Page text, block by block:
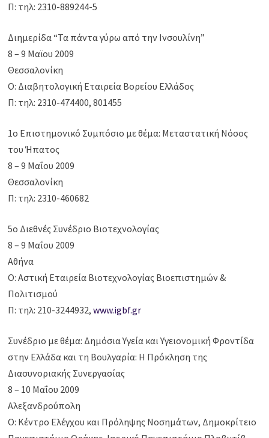
Π: τηλ: 2310-889244-5
Διημερίδα “Τα πάντα γύρω από την Ινσουλίνη”
8 – 9 Μαϊου 2009
Θεσσαλονίκη
Ο: Διαβητολογική Εταιρεία Βορείου Ελλάδος
Π: τηλ: 2310-474400, 801455
1ο Επιστημονικό Συμπόσιο με θέμα: Μεταστατική Νόσος
του Ήπατος
8 – 9 Μαΐου 2009
Θεσσαλονίκη
Π: τηλ: 2310-460682
5ο Διεθνές Συνέδριο Βιοτεχνολογίας
8 – 9 Μαΐου 2009
Αθήνα
Ο: Αστική Εταιρεία Βιοτεχνολογίας Βιοεπιστημών &
Πολιτισμού
Π: τηλ: 210-3244932,www.igbf.gr
Συνέδριο με θέμα: Δημόσια Υγεία και Υγειονομική Φροντίδα
στην Ελλάδα και τη Βουλγαρία: Η Πρόκληση της
Διασυνοριακής Συνεργασίας
8 – 10 Μαΐου 2009
Αλεξανδρούπολη
Ο: Κέντρο Ελέγχου και Πρόληψης Νοσημάτων, Δημοκρίτειο